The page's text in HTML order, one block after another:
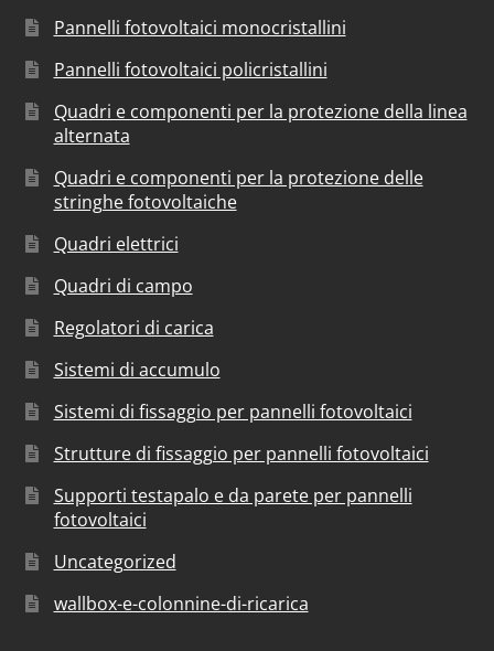
Pannelli fotovoltaici monocristallini
Pannelli fotovoltaici policristallini
Quadri e componenti per la protezione della linea
alternata
Quadri e componenti per la protezione delle
stringhe fotovoltaiche
Quadri elettrici
Quadri di campo
Regolatori di carica
Sistemi di accumulo
Sistemi di fissaggio per pannelli fotovoltaici
Strutture di fissaggio per pannelli fotovoltaici
Supporti testapalo e da parete per pannelli
fotovoltaici
Uncategorized
wallbox-e-colonnine-di-ricarica